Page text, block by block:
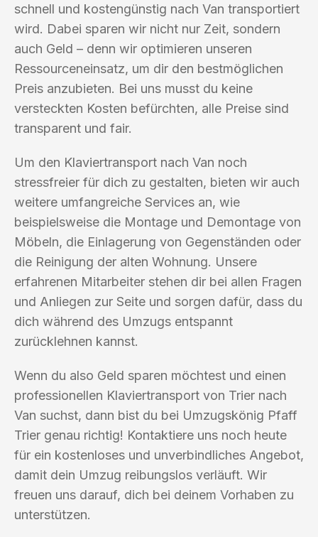
schnell und kostengünstig nach Van transportiert
wird. Dabei sparen wir nicht nur Zeit, sondern
auch Geld – denn wir optimieren unseren
Ressourceneinsatz, um dir den bestmöglichen
Preis anzubieten. Bei uns musst du keine
versteckten Kosten befürchten, alle Preise sind
transparent und fair.
Um den Klaviertransport nach Van noch
stressfreier für dich zu gestalten, bieten wir auch
weitere umfangreiche Services an, wie
beispielsweise die Montage und Demontage von
Möbeln, die Einlagerung von Gegenständen oder
die Reinigung der alten Wohnung. Unsere
erfahrenen Mitarbeiter stehen dir bei allen Fragen
und Anliegen zur Seite und sorgen dafür, dass du
dich während des Umzugs entspannt
zurücklehnen kannst.
Wenn du also Geld sparen möchtest und einen
professionellen Klaviertransport von Trier nach
Van suchst, dann bist du bei Umzugskönig Pfaff
Trier genau richtig! Kontaktiere uns noch heute
für ein kostenloses und unverbindliches Angebot,
damit dein Umzug reibungslos verläuft. Wir
freuen uns darauf, dich bei deinem Vorhaben zu
unterstützen.